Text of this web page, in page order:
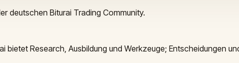
deutschen Biturai Trading Community.
Research, Ausbildung und Werkzeuge; Entscheidungen